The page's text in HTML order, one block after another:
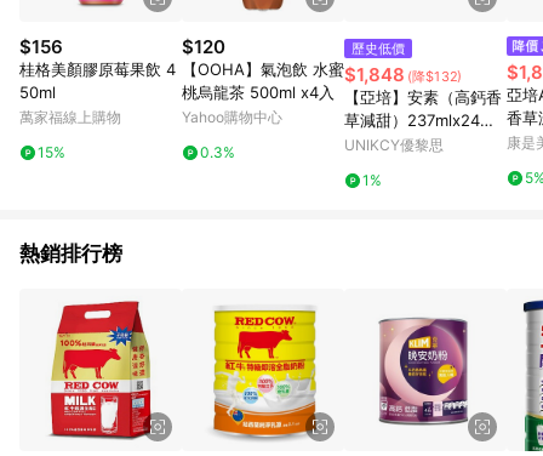
(6) 導購訂單已逾 365 天，根據台灣樂天回饋規定，逾期訂單將
不符合回饋資格。 (7) 若上述或其他原因，致使消費者無接收到
點數回饋或點數回饋有爭議，台灣樂天市場保有更改條款與法律
追訴之權利，活動詳情以樂天市場網站公告為準。
$156
桂格美顏膠原莓果飲 4
50ml
萬家福線上購物
15%
$120
【OOHA】氣泡飲 水蜜
桃烏龍茶 500ml x4入
Yahoo購物中心
0.3%
歷史低價
$1,848 (降$132)
【亞培】安素（高鈣香
草減甜）237mlx24入/
箱_箱購
UNIKCY優黎思
1%
亞
香
箱)
康是
熱銷排行榜